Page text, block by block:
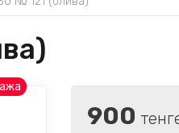
900